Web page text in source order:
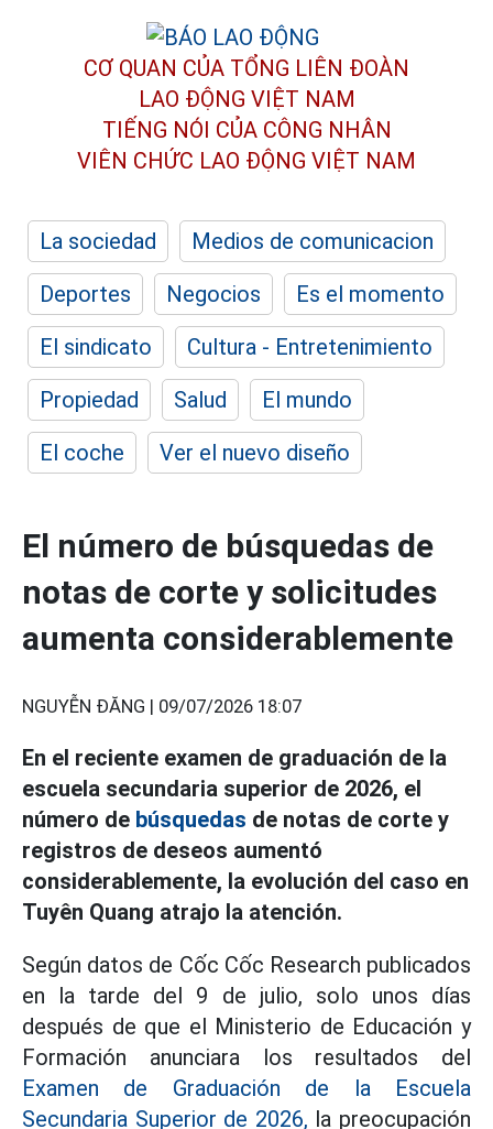
CƠ QUAN CỦA TỔNG LIÊN ĐOÀN
LAO ĐỘNG VIỆT NAM
TIẾNG NÓI CỦA CÔNG NHÂN
VIÊN CHỨC LAO ĐỘNG VIỆT NAM
La sociedad
Medios de comunicacion
Deportes
Negocios
Es el momento
El sindicato
Cultura - Entretenimiento
Propiedad
Salud
El mundo
El coche
Ver el nuevo diseño
El número de búsquedas de
notas de corte y solicitudes
aumenta considerablemente
NGUYỄN ĐĂNG | 09/07/2026 18:07
En el reciente examen de graduación de la
escuela secundaria superior de 2026, el
número de búsquedas de notas de corte y
registros de deseos aumentó
considerablemente, la evolución del caso en
Tuyên Quang atrajo la atención.
Según datos de Cốc Cốc Research publicados
en la tarde del 9 de julio, solo unos días
después de que el Ministerio de Educación y
Formación anunciara los resultados del
Examen de Graduación de la Escuela
Secundaria Superior de 2026, la preocupación